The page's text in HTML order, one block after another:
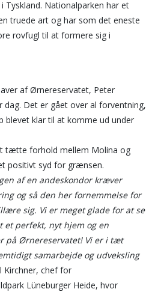
Tyskland. Nationalparken har et
truede art og har som det eneste
rovfugl til at formere sig i
af Ørnereservatet, Peter
Det er gået over al forventning,
blevet klar til at komme ud under
tætte forhold mellem Molina og
positivt syd for grænsen.
af en andeskondor kræver
og så den her fornemmelse for
sig. Vi er meget glade for at se
et perfekt, nyt hjem og en
på Ørnereservatet! Vi er i tæt
samarbejde og udveksling
Kirchner, chef for
Lüneburger Heide, hvor